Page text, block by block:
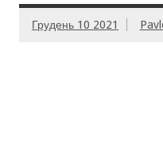
Грудень 10 2021